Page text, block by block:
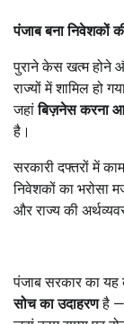
पंजाब बना निवेशकों
पुराने केस खत्म होने
राज्यों में शामिल हो
जहांबिज़नेस करना
है।
सरकारी दफ्तरों में
निवेशकों का भरोसा
और राज्य की
पंजाब सरकार का यह
सोच का उदाहरणहै —